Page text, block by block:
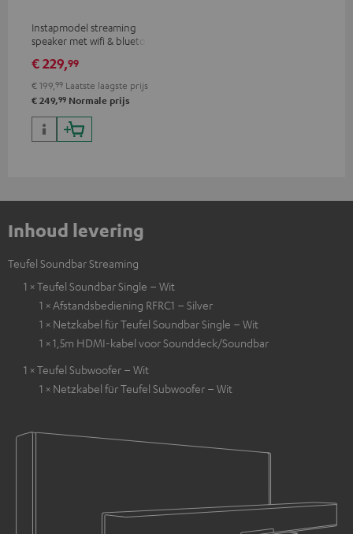
Instapmodel streaming
speaker met wifi & bluetooth.
€ 229,99
€ 199,99 Laatste laagste prijs
€ 249,99 Normale prijs
Inhoud levering
Teufel Soundbar Streaming
1 × Teufel Soundbar Single – Wit
1 × Afstandsbediening RFRC1 – Silver
1 × Netzkabel für Teufel Soundbar Single – Wit
1 × 1,5m HDMI-kabel voor Sounddeck/Soundbar
1 × Teufel Subwoofer – Wit
1 × Netzkabel für Teufel Subwoofer – Wit